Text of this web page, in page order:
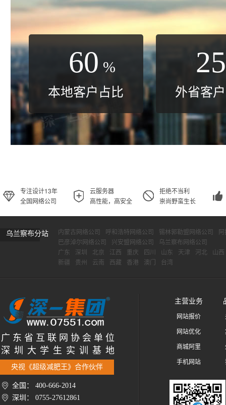
60 %
本地客户占比
25
外省客
专注设计13年
全国网络公司
云服务器
高性能，高安全
拒绝不当利
崇尚野蛮生长
乌兰察布分站 内蒙古网络公司 呼和浩特网络公司 锡林郭勒盟网络公司
巴彦淖尔网络公司
兴安盟网络公司
乌兰察布网络公司
广东
深圳 北京 江西 重庆 四川 山东 天津 河北
山西
新疆
贵州 云南 西藏 香港 澳门 台湾
广 东 省 互 联 网 协 会 单 位
深 圳 大 学 生 实 训 基 地
央视《超级减肥王》合作伙伴
全国： 400-666-2014
深圳： 0755-27612861
主营业务
网站报价
网站优化
商城阿里
手机网站